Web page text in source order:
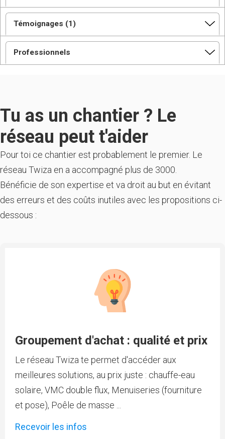
Témoignages (1)
Professionnels
Tu as un chantier ? Le
réseau peut t'aider
Pour toi ce chantier est probablement le premier. Le
réseau Twiza en a accompagné plus de 3000.
Bénéficie de son expertise et va droit au but en évitant
des erreurs et des coûts inutiles avec les propositions ci-
dessous :
Groupement d'achat : qualité et prix
Le réseau Twiza te permet d'accéder aux
meilleures solutions, au prix juste : chauffe-eau
solaire, VMC double flux, Menuiseries (fourniture
et pose), Poêle de masse ...
Recevoir les infos